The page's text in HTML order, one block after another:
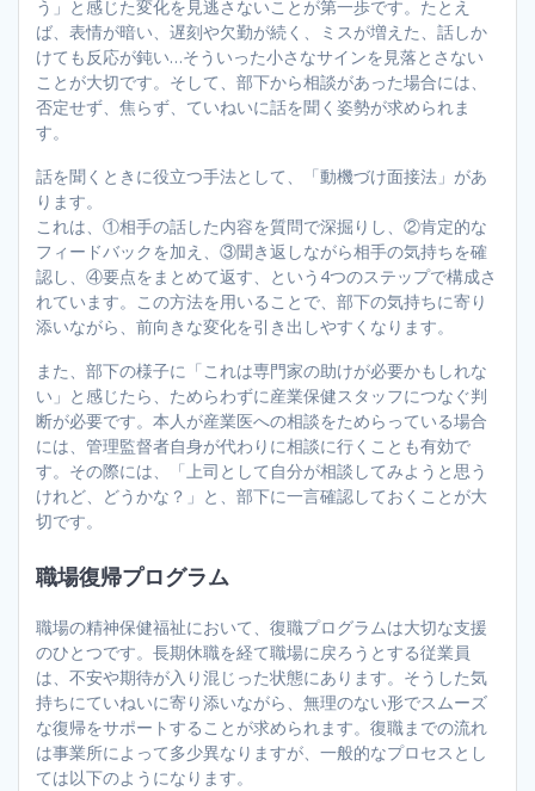
う」と感じた変化を見逃さないことが第一歩です。たとえ
ば、表情が暗い、遅刻や欠勤が続く、ミスが増えた、話しか
けても反応が鈍い…そういった小さなサインを見落とさない
ことが大切です。そして、部下から相談があった場合には、
否定せず、焦らず、ていねいに話を聞く姿勢が求められま
す。
話を聞くときに役立つ手法として、「動機づけ面接法」があ
ります。
これは、①相手の話した内容を質問で深掘りし、②肯定的な
フィードバックを加え、③聞き返しながら相手の気持ちを確
認し、④要点をまとめて返す、という4つのステップで構成さ
れています。この方法を用いることで、部下の気持ちに寄り
添いながら、前向きな変化を引き出しやすくなります。
また、部下の様子に「これは専門家の助けが必要かもしれな
い」と感じたら、ためらわずに産業保健スタッフにつなぐ判
断が必要です。本人が産業医への相談をためらっている場合
には、管理監督者自身が代わりに相談に行くことも有効で
す。その際には、「上司として自分が相談してみようと思う
けれど、どうかな？」と、部下に一言確認しておくことが大
切です。
職場復帰プログラム
職場の精神保健福祉において、復職プログラムは大切な支援
のひとつです。長期休職を経て職場に戻ろうとする従業員
は、不安や期待が入り混じった状態にあります。そうした気
持ちにていねいに寄り添いながら、無理のない形でスムーズ
な復帰をサポートすることが求められます。復職までの流れ
は事業所によって多少異なりますが、一般的なプロセスとし
ては以下のようになります。